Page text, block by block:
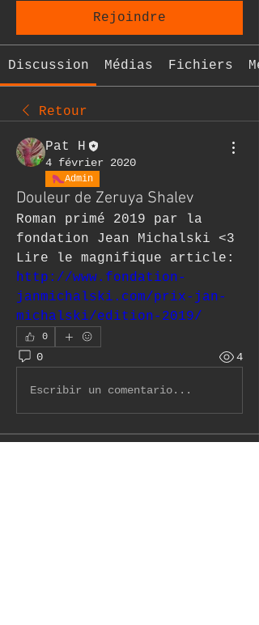
Rejoindre
Discussion Médias Fichiers
Retour
Pat H
4 février 2020
Admin
Douleur de Zeruya Shalev
Roman primé 2019 par la
fondation Jean Michalski <3
Lire le magnifique article:
http://www.fondation-
janmichalski.com/prix-jan-
michalski/edition-2019/
0
0 4
Escribir un comentario...